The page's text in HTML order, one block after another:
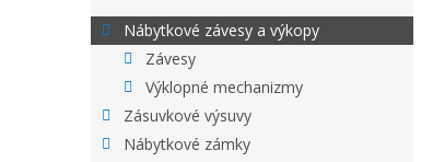
Nábytkové závesy a výkopy
Závesy
Výklopné mechanizmy
Zásuvkové výsuvy
Nábytkové zámky